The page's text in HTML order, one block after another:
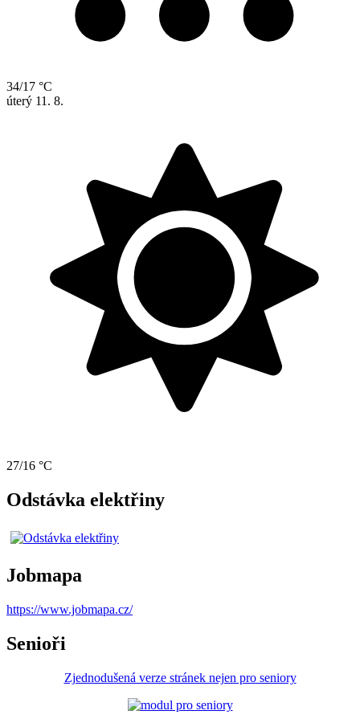
34/17 °C
úterý 11. 8.
27/16 °C
Odstávka elektřiny
Jobmapa
https://www.jobmapa.cz/
Senioři
Zjednodušená verze stránek nejen pro seniory